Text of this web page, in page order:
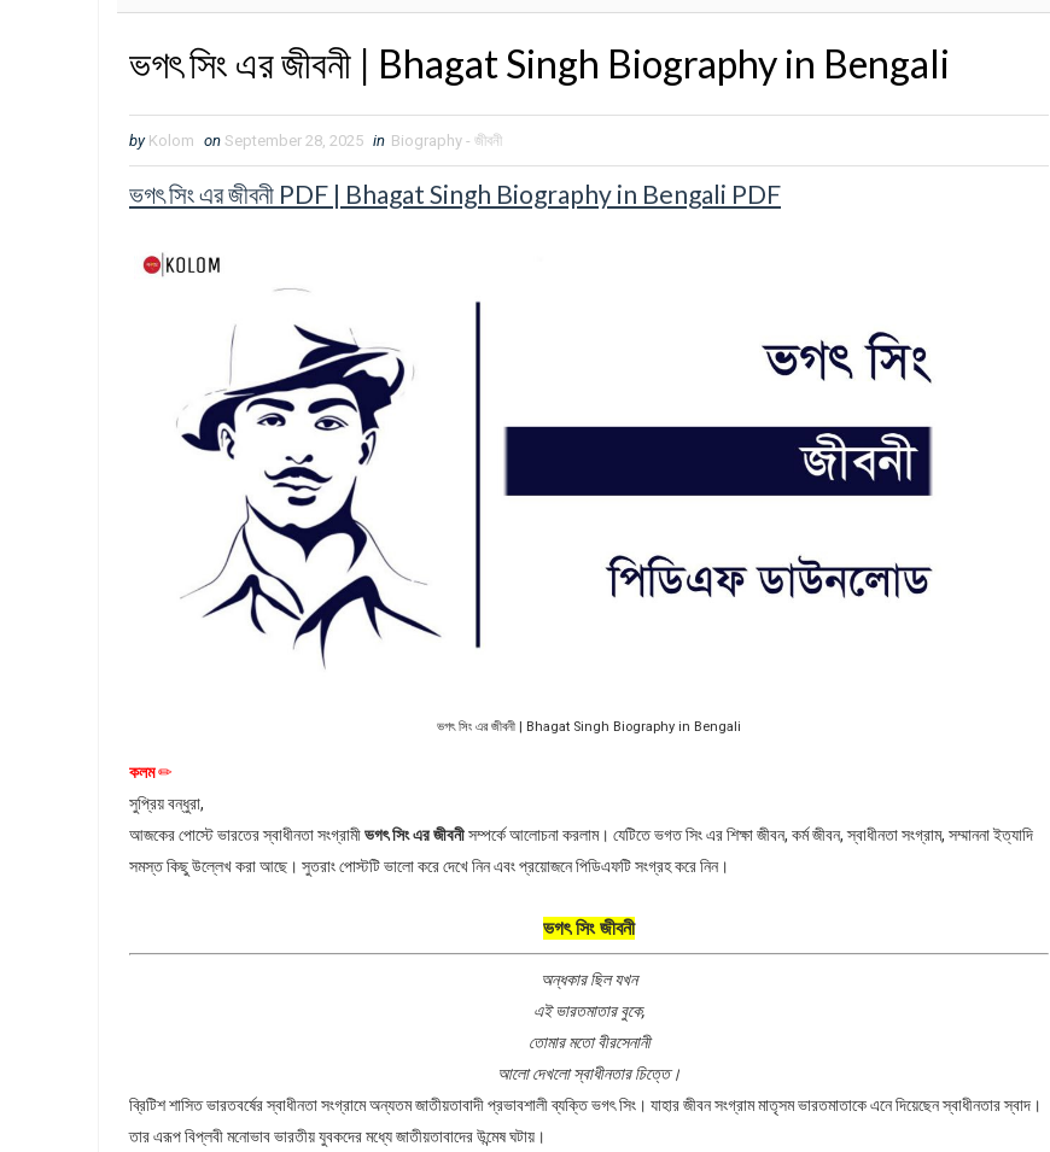
ভগৎ সিং এর জীবনী | Bhagat Singh Biography in Bengali
by Kolom on September 28, 2025 in Biography - জীবনী
ভগৎ সিং এর জীবনী PDF | Bhagat Singh Biography in Bengali PDF
ভগৎ সিং এর জীবনী | Bhagat Singh Biography in Bengali
কলম✏
সুপ্রিয় বন্ধুরা,
আজকের পোস্টে ভারতের স্বাধীনতা সংগ্রামীভগৎ সিং এর জীবনীসম্পর্কে আলোচনা করলাম। যেটিতে ভগত সিং এর শিক্ষা জীবন, কর্ম জীবন, স্বাধীনতা সংগ্রাম, সম্মাননা ইত্যাদি
সমস্ত কিছু উল্লেখ করা আছে। সুতরাং পোস্টটি ভালো করে দেখে নিন এবং প্রয়োজনে পিডিএফটি সংগ্রহ করে নিন।
ভগৎ সিং জীবনী
অন্ধকার ছিল যখন
এই ভারতমাতার বুকে,
তোমার মতো বীরসেনানী
আলো দেখলো স্বাধীনতার চিত্তে।
ব্রিটিশ শাসিত ভারতবর্ষের স্বাধীনতা সংগ্রামে অন্যতম জাতীয়তাবাদী প্রভাবশালী ব্যক্তি ভগৎ সিং। যাহার জীবন সংগ্রাম মাতৃসম ভারতমাতাকে এনে দিয়েছেন স্বাধীনতার স্বাদ।
তার এরূপ বিপ্লবী মনোভাব ভারতীয় যুবকদের মধ্যে জাতীয়তাবাদের উন্মেষ ঘটায়।